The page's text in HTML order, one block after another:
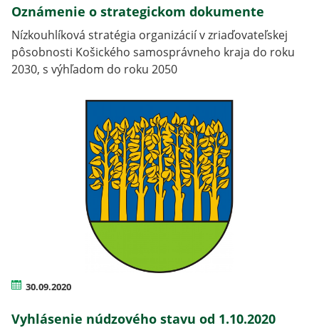
Oznámenie o strategickom dokumente
Nízkouhlíková stratégia organizácií v zriaďovateľskej
pôsobnosti Košického samosprávneho kraja do roku
2030, s výhľadom do roku 2050
30.09.2020
Vyhlásenie núdzového stavu od 1.10.2020